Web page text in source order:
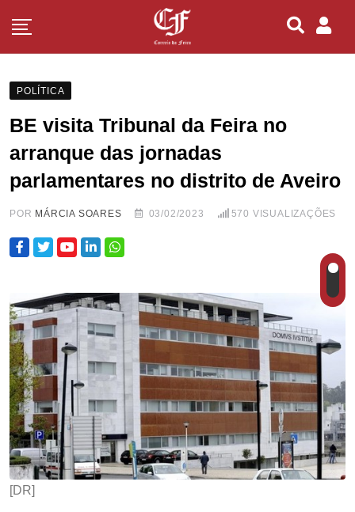
POLÍTICA
BE visita Tribunal da Feira no
arranque das jornadas
parlamentares no distrito de Aveiro
POR MÁRCIA SOARES 03/02/2023 570 VISUALIZAÇÕES
[DR]